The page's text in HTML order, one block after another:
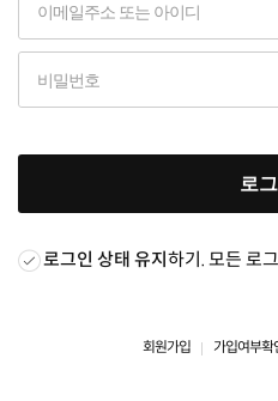
로
로그인 상태 유지하기. 모든 로
회원가입 가입여부확